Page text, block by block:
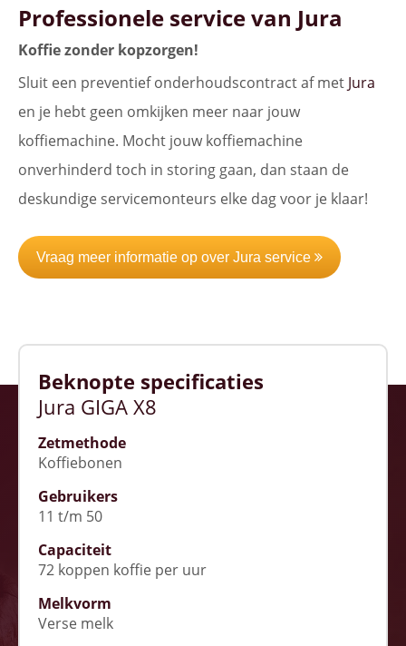
Professionele service van Jura
Koffie zonder kopzorgen!
Sluit een preventief onderhoudscontract af met Jura
en je hebt geen omkijken meer naar jouw
koffiemachine. Mocht jouw koffiemachine
onverhinderd toch in storing gaan, dan staan de
deskundige servicemonteurs elke dag voor je klaar!
Vraag meer informatie op over Jura service
Beknopte specificaties
Jura GIGA X8
Zetmethode
Koffiebonen
Gebruikers
11 t/m 50
Capaciteit
72 koppen koffie per uur
Melkvorm
Verse melk